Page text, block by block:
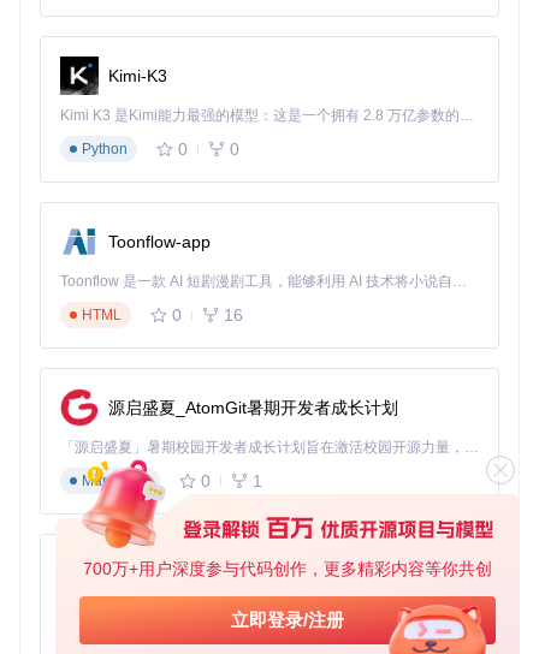
700万+用户深度参与代码创作，更多精彩内容等你共创
立即登录/注册
三大核心优势重塑行业标准
1. 全要素精准识别能力
在ICDAR 2023文档解析大赛中，PaddleOCR-VL创下92.7分
的综合评分记录，其中表格结构还原准确率达95.3%，数学公
批注文档等复杂场景，在医疗处方识别测试中实现97.2%的关
键信息提取率，远超行业平均水平。
2. 超大规模语言覆盖
通过融合多语言平行语料与脚本识别模块，PaddleOCR-VL已
支持109种语言处理，涵盖联合国全部官方语言及斯瓦希里
语、豪萨语等非洲主要语种。在阿拉伯语竖排文本测试集上，
3. 极致优化的部署体验
模型提供从云端API到边缘设备的全场景部署方案：TensorRT
加速版本在NVIDIA Jetson AGX Orin上实现28ms/页的推理速
度；INT4量化模型体积仅380MB，可直接集成到移动端应
用。目前该模型已在HuggingFace开放下载，开发者可通过
pi
p install paddleocr-vl
技术突破背后的架构创新
PaddleOCR-VL的革命性表现源于三项核心技术创新：首先是
提出"文档语义单元"（DSU）概念，将文本、表格等元素统一
建模为语义块；其次采用"视觉-语言跨模态注意力"机制，解决
Kimi-K3
Kimi K3 是Kimi能力最强的模型：这是一个拥有 2.8 万亿参数的混合专家（MoE）模型，具备原生视觉理解能力，并支持 100 万 token 的上下文窗口。
Python
0 0
Toonflow-app
Toonflow 是一款 AI 短剧漫剧工具，能够利用 AI 技术将小说自动转化为剧本，并结合 AI 生成的图片和视频，实现高效的短剧创作。借助 Toonflow，可以轻松完成从文字到影像的全流程，让短剧制作变得更加智能与便捷。
HTML
0 16
源启盛夏_AtomGit暑期开发者成长计划
「源启盛夏」暑期校园开发者成长计划旨在激活校园开源力量，通过积分激励、认证扶持、资源倾斜等形式，引导高校组织和开发者完成「入驻 — 建项目 — 做贡献 — 获认证 — 得资源」的完整闭环。无论你是想带领社团入驻平台的组织者，还是希望用代码贡献证明自己的开发者，都能在这里找到属于你的成长路径。
Markdown
0 1
AionUi
免费、本地、开源的 24/7 全天候 Cowork 应用，以及适用于 Gemini CLI、Claude Code、Codex、OpenCode、Qwen Code、Goose CLI、Auggie 等的 OpenClaw | 🌟 喜欢就点star吧
TypeScript
0 6